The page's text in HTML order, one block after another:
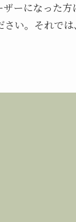
ーになった方
さい。それで